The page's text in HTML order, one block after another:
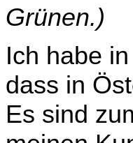
Grünen.)
Ich habe
dass in
Es sind